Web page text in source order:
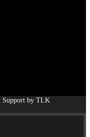
Support by TLK